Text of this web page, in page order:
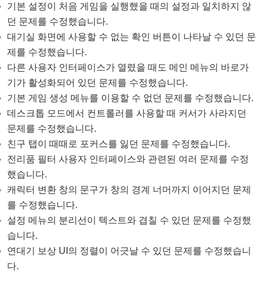
기본 설정이 처음 게임을 실행했을 때의 설정과 일치하지 않
던 문제를 수정했습니다.
대기실 화면에 사용할 수 없는 확인 버튼이 나타날 수 있던 문
제를 수정했습니다.
다른 사용자 인터페이스가 열렸을 때도 메인 메뉴의 바로가
기가 활성화되어 있던 문제를 수정했습니다.
기본 게임 생성 메뉴를 이용할 수 없던 문제를 수정했습니다.
데스크톱 모드에서 컨트롤러를 사용할 때 커서가 사라지던
문제를 수정했습니다.
친구 탭이 때때로 포커스를 잃던 문제를 수정했습니다.
전리품 필터 사용자 인터페이스와 관련된 여러 문제를 수정
했습니다.
캐릭터 변환 창의 문구가 창의 경계 너머까지 이어지던 문제
를 수정했습니다.
설정 메뉴의 분리선이 텍스트와 겹칠 수 있던 문제를 수정했
습니다.
연대기 보상 UI의 정렬이 어긋날 수 있던 문제를 수정했습니
다.